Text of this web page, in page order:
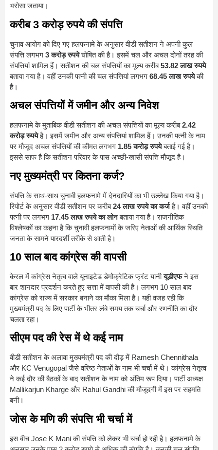
भरोसा जताया।
करीब 3 करोड़ रुपये की संपत्ति
चुनाव आयोग को दिए गए हलफनामे के अनुसार वीडी सतीशन ने अपनी कुल
संपत्ति लगभग 3 करोड़ रुपयेघोषित की है। इसमें चल और अचल दोनों तरह की
संपत्तियां शामिल हैं। सतीशन की चल संपत्तियों का मूल्य करीब53.82 लाख रुपये
बताया गया है। वहीं उनकी पत्नी की चल संपत्तियां लगभग 68.45 लाख रुपयेकी
हैं।
अचल संपत्तियों में जमीन और अन्य निवेश
हलफनामे के मुताबिक वीडी सतीशन की अचल संपत्तियों का मूल्य करीब2.42
करोड़ रुपयेहै। इसमें जमीन और अन्य संपत्तियां शामिल हैं। उनकी पत्नी के नाम
पर मौजूद अचल संपत्तियों की कीमत लगभग 1.85 करोड़ रुपयेबताई गई है।
इससे साफ है कि सतीशन परिवार के पास अच्छी-खासी संपत्ति मौजूद है।
नए मुख्यमंत्री पर कितना कर्ज?
संपत्ति के साथ-साथ चुनावी हलफनामे में देनदारियों का भी उल्लेख किया गया है।
रिपोर्ट के अनुसार वीडी सतीशन पर करीब24 लाख रुपये का कर्जहै। वहीं उनकी
पत्नी पर लगभग 17.45 लाख रुपये का लोनबताया गया है। राजनीतिक
विश्लेषकों का कहना है कि चुनावी हलफनामों के जरिए नेताओं की आर्थिक स्थिति
जनता के सामने पारदर्शी तरीके से आती है।
10 साल बाद कांग्रेस की वापसी
केरल में कांग्रेस नेतृत्व वाले यूनाइटेड डेमोक्रेटिक फ्रंट यानीयूडीएफने इस
बार शानदार प्रदर्शन करते हुए सत्ता में वापसी की है। लगभग 10 साल बाद
कांग्रेस को राज्य में सरकार बनाने का मौका मिला है। यही वजह रही कि
मुख्यमंत्री पद के लिए पार्टी के भीतर लंबे समय तक चर्चा और रणनीति का दौर
चलता रहा।
सीएम पद की रेस में थे कई नाम
वीडी सतीशन के अलावा मुख्यमंत्री पद की दौड़ में Ramesh Chennithala
और KC Venugopalजैसे वरिष्ठ नेताओं के नाम भी चर्चा में थे। कांग्रेस नेतृत्व
ने कई दौर की बैठकों के बाद सतीशन के नाम को अंतिम रूप दिया। पार्टी अध्यक्ष
Mallikarjun Kharge और Rahul Gandhiकी मौजूदगी में इस पर सहमति
बनी।
जोस के मणि की संपत्ति भी चर्चा में
इस बीचJose K Maniकी संपत्ति को लेकर भी चर्चा हो रही है। हलफनामे के